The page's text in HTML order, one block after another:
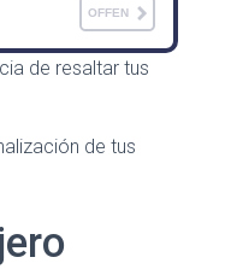
OFFEN
de resaltar tus
de tus